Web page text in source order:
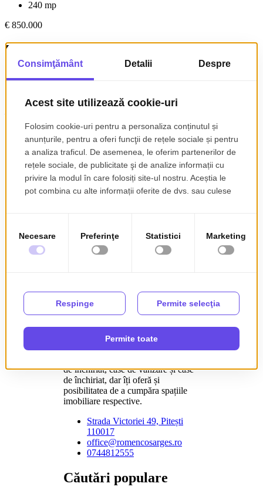
240 mp
€ 850.000
Descoperă cele mai noi oferte imobiliare
din România – apartamente, case,
terenuri și spații comerciale
Explorează o selecție actualizată deoferte imobiliare de vânzare și
apartament de vânzare în Pitești,a uneicase cu terensau a unui
spațiu comercial de închiriat,Romencos îți oferă acces rapid la
anunțuri detaliate, filtre avansate și proprietăți verificate.
Explorează categoriile noastre dedicate pentru a accesa direct lista
completă de:
Spații comerciale de închiriat
Romencos îți pune la dispoziție o
platformă comparativă pentru
de închiriat, case de vânzare și case
de închiriat, dar îți oferă și
posibilitatea de a cumpăra spațiile
imobiliare respective.
Strada Victoriei 49, Pitești
110017
office@romencosarges.ro
0744812555
Căutări populare